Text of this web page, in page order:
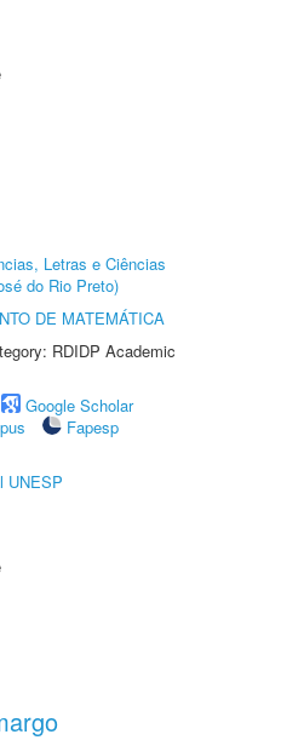
Letras e Ciências
do Rio Preto)
DE MATEMÁTICA
RDIDP Academic
Google Scholar
Fapesp
UNESP